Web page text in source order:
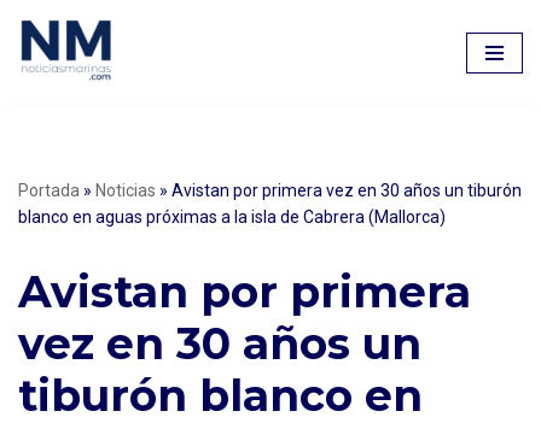
Saltar
Portada » Noticias » Avistan por primera vez en 30 años un tiburón
blanco en aguas próximas a la isla de Cabrera (Mallorca)
Avistan por primera
vez en 30 años un
tiburón blanco en